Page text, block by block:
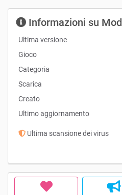
Informazioni su Mod
Ultima versione
Gioco
Categoria
Scarica
Creato
Ultimo aggiornamento
Ultima scansione dei virus